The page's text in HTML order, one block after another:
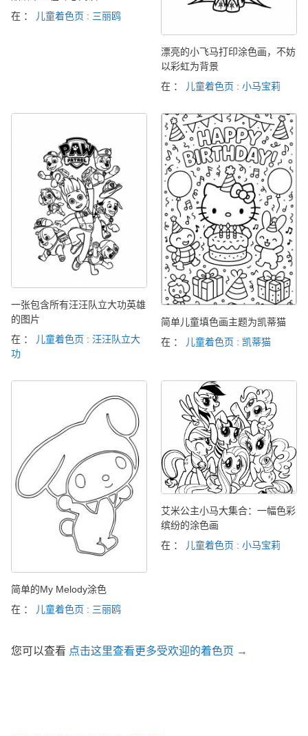
在 ：
儿童着色页 : 三丽鸥
漂亮的小飞马打印涂色画，不妨
以彩虹为背景
在 ：
儿童着色页 : 小马宝莉
一张包含所有汪汪队立大功英雄
的图片
在 ：
儿童着色页 : 汪汪队立大
功
简单儿童填色画主题为凯蒂猫
在 ：
儿童着色页 : 凯蒂猫
简单的My Melody涂色
在 ：
儿童着色页 : 三丽鸥
艾米公主小马大集合：一幅色彩
缤纷的涂色画
在 ：
儿童着色页 : 小马宝莉
您可以查看 点击这里查看更多受欢迎的着色页 →